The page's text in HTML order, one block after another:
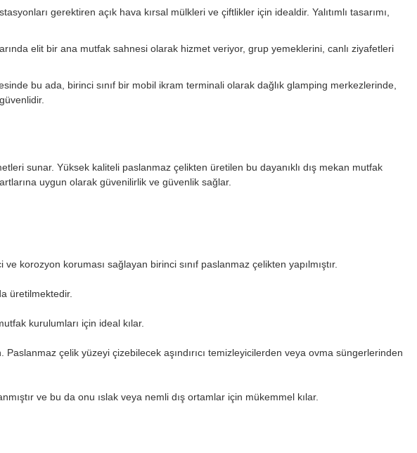
gerektiren açık hava kırsal mülkleri ve çiftlikler için idealdir. Yalıtımlı tasarımı,
elit bir ana mutfak sahnesi olarak hizmet veriyor, grup yemeklerini, canlı ziyafetleri
bu ada, birinci sınıf bir mobil ikram terminali olarak dağlık glamping merkezlerinde,
sunar. Yüksek kaliteli paslanmaz çelikten üretilen bu dayanıklı dış mekan mutfak
uygun olarak güvenilirlik ve güvenlik sağlar.
korozyon koruması sağlayan birinci sınıf paslanmaz çelikten yapılmıştır.
üretilmektedir.
kurulumları için ideal kılar.
çelik yüzeyi çizebilecek aşındırıcı temizleyicilerden veya ovma süngerlerinden
ve bu da onu ıslak veya nemli dış ortamlar için mükemmel kılar.